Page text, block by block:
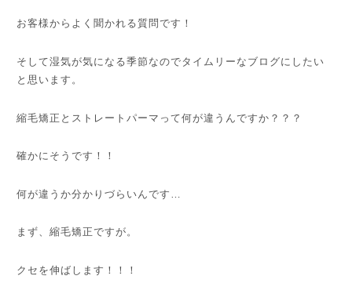
お客様からよく聞かれる質問です！
そして湿気が気になる季節なのでタイムリーなブログにしたい
と思います。
縮毛矯正とストレートパーマって何が違うんですか？？？
確かにそうです！！
何が違うか分かりづらいんです…
まず、縮毛矯正ですが。
クセを伸ばします！！！